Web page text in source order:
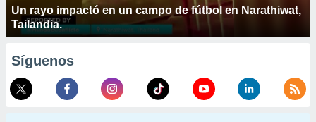
Un rayo impactó en un campo de fútbol en Narathiwat,
Tailandia.
Síguenos